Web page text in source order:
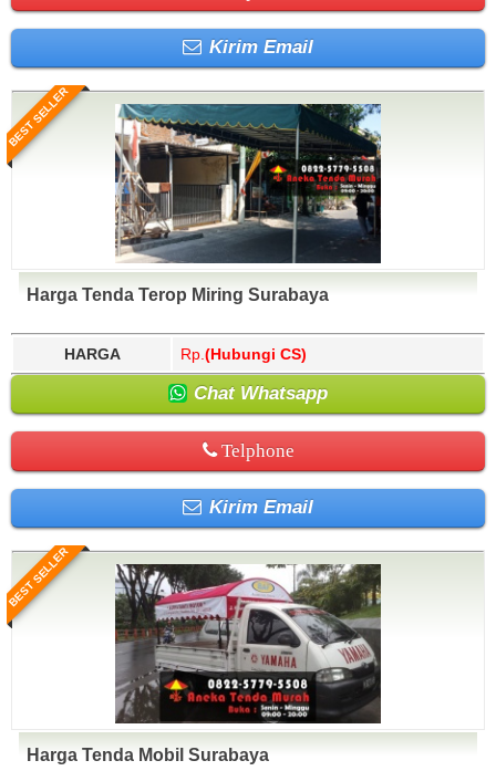
Kirim Email
BEST SELLER
Harga Tenda Terop Miring Surabaya
HARGA Rp. (Hubungi CS)
Chat Whatsapp
Telphone
Kirim Email
BEST SELLER
Harga Tenda Mobil Surabaya